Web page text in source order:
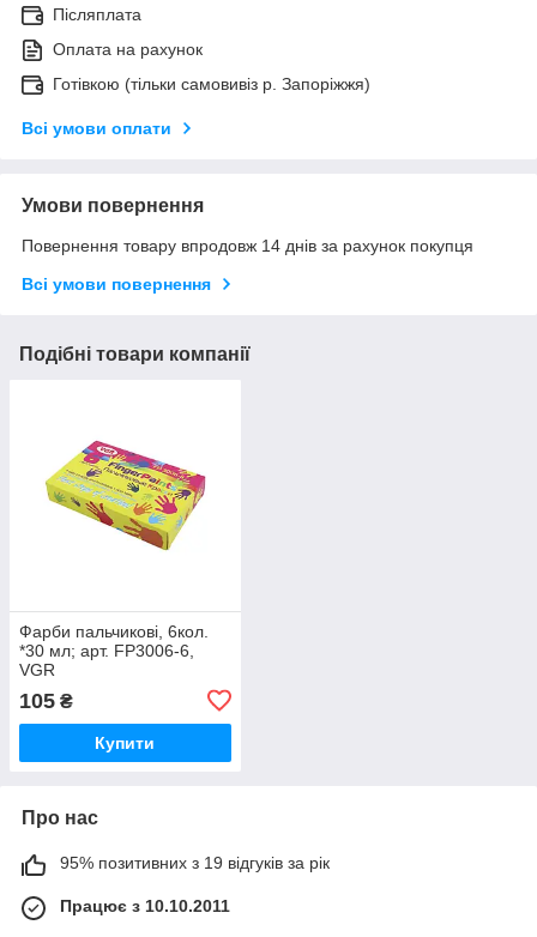
Післяплата
Оплата на рахунок
Готівкою (тільки самовивіз р. Запоріжжя)
Всі умови оплати
Умови повернення
Повернення товару впродовж 14 днів за рахунок покупця
Всі умови повернення
Подібні товари компанії
Фарби пальчикові, 6кол.
*30 мл; арт. FP3006-6,
VGR
105 ₴
Купити
Про нас
95% позитивних з 19 відгуків за рік
Працює з 10.10.2011